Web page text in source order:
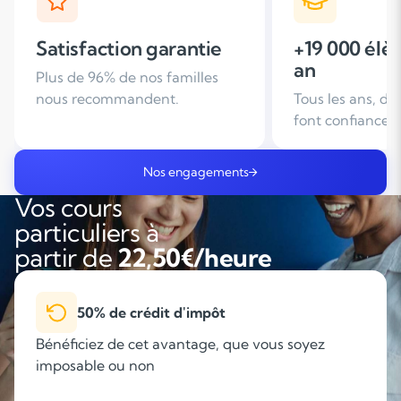
+19 000 élèves suivis /
an
Tous les ans, des familles nous
+ de 25 ans
Leader du
domicile en
Nos engagements
Vos cours
particuliers à
partir de22,50€/heure
50% de crédit d'impôt
Bénéficiez de cet avantage, que vous soyez
imposable ou non